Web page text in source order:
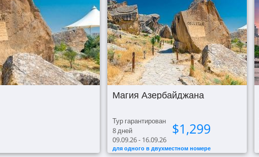
Магия Азербайджана
$1,299
для одного в двухместном номере
Тур гарантирован
09.09.26 - 16.09.26
8дней